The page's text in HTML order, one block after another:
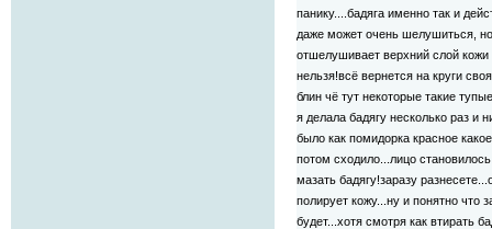
панику....бадяга именно так и
даже может очень шелушиться,
отшелушивает верхний слой
нельзя!всё вернется на круги
блин чё тут некоторые такие
я делала бадягу несколько раз и
было как помидорка красное
потом сходило...лицо
мазать бадягу!заразу
полирует кожу...ну и понятно что
будет...хотя смотря как втирать